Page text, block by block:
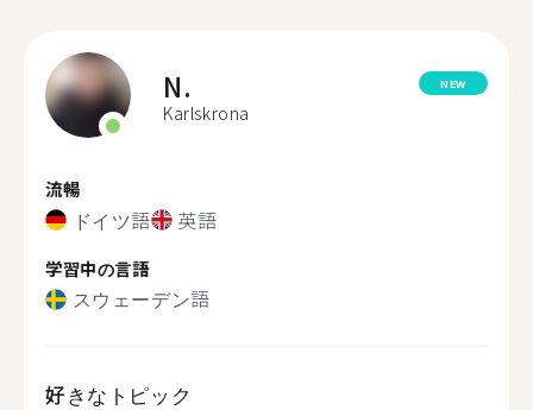
N.
Karlskrona
NEW
流暢
ドイツ語 英語
学習中の言語
スウェーデン語
好きなトピック